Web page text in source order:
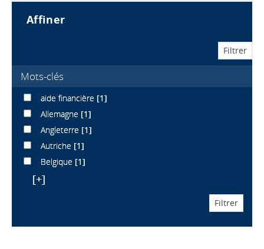
affiner
Mots-clés
aide financière [1]
Allemagne [1]
Angleterre [1]
Autriche [1]
Belgique [1]
[+]